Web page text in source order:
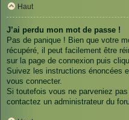
Haut
J’ai perdu mon mot de passe !
Pas de panique ! Bien que votre
récupéré, il peut facilement être
sur la page de connexion puis
Suivez les instructions énoncées
vous connecter.
Si toutefois vous ne parveniez
contactez un administrateur du